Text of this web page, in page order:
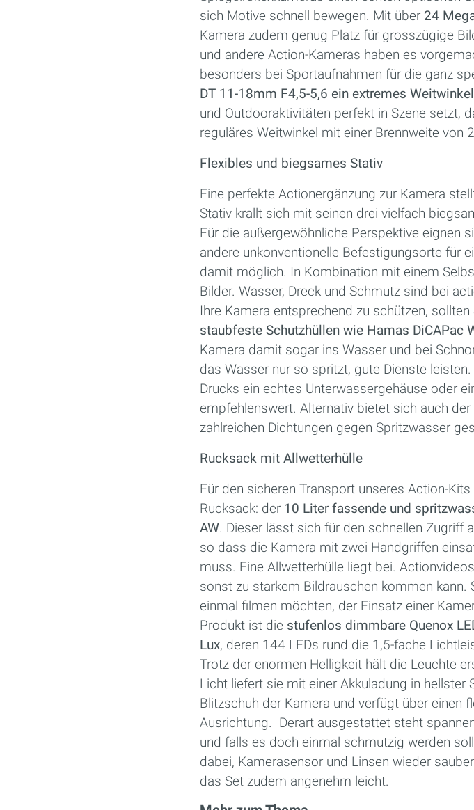
sich Motive schnell bewegen. Mit über 24
Kamera zudem genug Platz für grosszügige
und andere Action-Kameras haben es
besonders bei Sportaufnahmen für die ganz
DT 11-18mm F4,5-5,6 ein extremes
und Outdooraktivitäten perfekt in Szene setzt,
reguläres Weitwinkel mit einer Brennweite von
Flexibles und biegsames Stativ
Eine perfekte Actionergänzung zur Kamera
Stativ krallt sich mit seinen drei vielfach
Für die außergewöhnliche Perspektive eignen
andere unkonventionelle Befestigungsorte für
damit möglich. In Kombination mit einem
Bilder. Wasser, Dreck und Schmutz sind bei
Ihre Kamera entsprechend zu schützen,
staubfeste Schutzhüllen wie Hamas DiCAPac
Kamera damit sogar ins Wasser und bei
das Wasser nur so spritzt, gute Dienste
Drucks ein echtes Unterwassergehäuse oder
empfehlenswert. Alternativ bietet sich auch der
zahlreichen Dichtungen gegen Spritzwasser
Rucksack mit Allwetterhülle
Für den sicheren Transport unseres Action-
Rucksack: der 10 Liter fassende und
AW. Dieser lässt sich für den schnellen Zugriff
so dass die Kamera mit zwei Handgriffen
muss. Eine Allwetterhülle liegt bei.
sonst zu starkem Bildrauschen kommen
einmal filmen möchten, der Einsatz einer
Produkt ist die stufenlos dimmbare Quenox
Lux, deren 144 LEDs rund die 1,5-fache
Trotz der enormen Helligkeit hält die Leuchte
Licht liefert sie mit einer Akkuladung in
Blitzschuh der Kamera und verfügt über einen
Ausrichtung. Derart ausgestattet steht
und falls es doch einmal schmutzig werden
dabei, Kamerasensor und Linsen wieder
das Set zudem angenehm leicht.